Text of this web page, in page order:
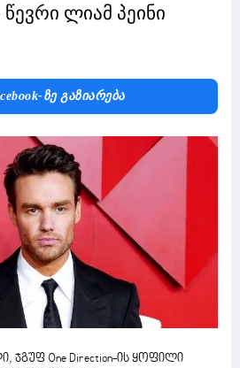
წევრი ლიამ პეინი
Ზე Გაზიარება
ჯგუფ One Direction-ის ყოფილი